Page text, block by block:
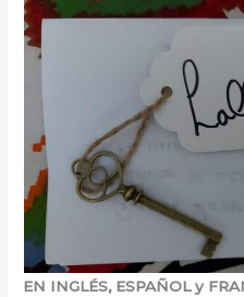
EN INGLÉS, ESPAÑOL y